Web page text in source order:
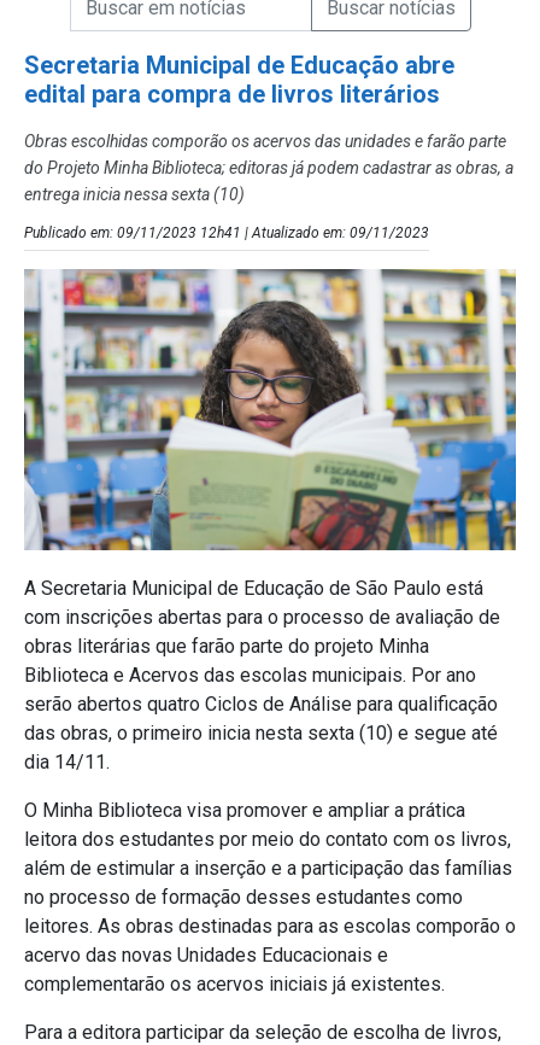
Secretaria Municipal de Educação abre
edital para compra de livros literários
Obras escolhidas comporão os acervos das unidades e farão parte
do Projeto Minha Biblioteca; editoras já podem cadastrar as obras, a
entrega inicia nessa sexta (10)
Publicado em: 09/11/2023 12h41 | Atualizado em: 09/11/2023
A Secretaria Municipal de Educação de São Paulo está
com inscrições abertas para o processo de avaliação de
obras literárias que farão parte do projeto Minha
Biblioteca e Acervos das escolas municipais. Por ano
serão abertos quatro Ciclos de Análise para qualificação
das obras, o primeiro inicia nesta sexta (10) e segue até
dia 14/11.
O Minha Biblioteca visa promover e ampliar a prática
leitora dos estudantes por meio do contato com os livros,
além de estimular a inserção e a participação das famílias
no processo de formação desses estudantes como
leitores. As obras destinadas para as escolas comporão o
acervo das novas Unidades Educacionais e
complementarão os acervos iniciais já existentes.
Para a editora participar da seleção de escolha de livros,